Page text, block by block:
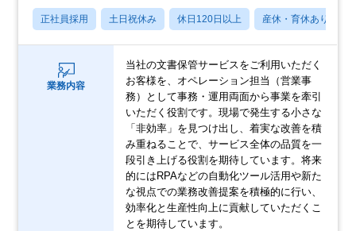
正社員採用 土日祝休み 休日120日以上 産休・育休あり
業務内容
当社の文書保管サービスをご利用いただく
お客様を、オペレーション担当（営業事
務）として事務・運用両面から事業を牽引
いただく役割です。現場で発生する小さな
「非効率」を見つけ出し、着実な改善を積
み重ねることで、サービス全体の品質を一
段引き上げる役割を期待しています。将来
的にはRPAなどの自動化ツール活用や新た
な視点での業務改善提案を積極的に行い、
効率化と生産性向上に貢献していただくこ
とを期待しています。